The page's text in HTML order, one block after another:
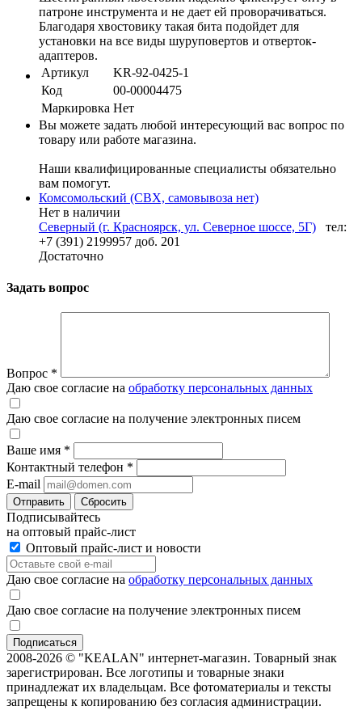
патроне инструмента и не дает ей проворачиваться.
Благодаря хвостовику такая бита подойдет для
установки на все виды шуруповертов и отверток-
адаптеров.
Артикул
KR-92-0425-1
Код
00-00004475
Маркировка Нет
Вы можете задать любой интересующий вас вопрос по
товару или работе магазина.
Наши квалифицированные специалисты обязательно
вам помогут.
Комсомольский (СВХ, самовывоза нет)
Нет в наличии
Северный (г. Красноярск, ул. Северное шоссе, 5Г)
тел:
+7 (391) 2199957 доб. 201
Достаточно
Задать вопрос
Вопрос *
Даю свое согласие на обработку персональных данных
Даю свое согласие на получение электронных писем
Ваше имя *
Контактный телефон *
E-mail
Отправить Сбросить
Подписывайтесь
на оптовый прайс-лист
Оптовый прайс-лист и новости
Даю свое согласие на обработку персональных данных
Даю свое согласие на получение электронных писем
2008-2026 © "KEALAN" интернет-магазин. Товарный знак
зарегистрирован. Все логотипы и товарные знаки
принадлежат их владельцам. Все фотоматериалы и тексты
запрещены к копированию без согласия администрации.